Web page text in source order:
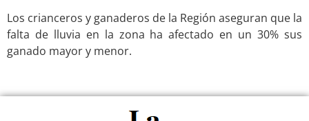
Los crianceros y ganaderos de la Región aseguran que la
falta de lluvia en la zona ha afectado en un 30% sus
ganado mayor y menor.